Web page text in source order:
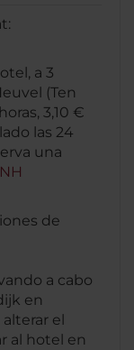
a 3
(Ten
3,10 €
las 24
una
de
a cabo
en
el
al hotel en